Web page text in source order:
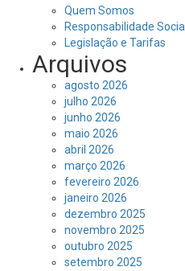
Quem Somos
Responsabilidade Social
Legislação e Tarifas
Arquivos
agosto 2026
julho 2026
junho 2026
maio 2026
abril 2026
março 2026
fevereiro 2026
janeiro 2026
dezembro 2025
novembro 2025
outubro 2025
setembro 2025